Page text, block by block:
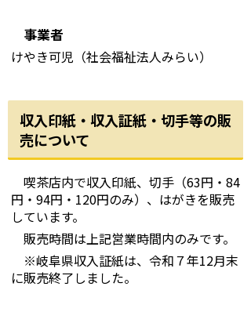
事業者
けやき可児（社会福祉法人みらい）
収入印紙・収入証紙・切手等の販
売について
喫茶店内で収入印紙、切手（63円・84
円・94円・120円のみ）、はがきを販売
しています。
販売時間は上記営業時間内のみです。
※岐阜県収入証紙は、令和７年12月末
に販売終了しました。